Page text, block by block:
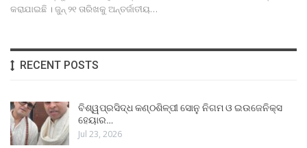
କରାଯାଇଛି । ଜୁନ୍‌ ୨୧ ତାରିଖକୁ ଅନ୍ତର୍ଜାତୀୟ…
RECENT POSTS
ବିଶ୍ୱପ୍ରସିଦ୍ଧ କଣ୍ଠଶିଳ୍ପୀ ସୋନୁ ନିଗମ ଓ ଇଉଜେନିକ୍ସ
ହେୟାର…
Jul 23, 2026